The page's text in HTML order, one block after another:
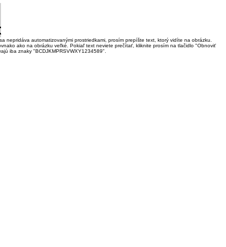
nepridáva automatizovanými prostriedkami, prosím prepíšte text, ktorý vidíte na obrázku.
ako na obrázku veľké. Pokiaľ text neviete prečítať, kliknite prosím na tlačidlo "Obnoviť
iba znaky "BCDJKMPRSVWXY1234589".